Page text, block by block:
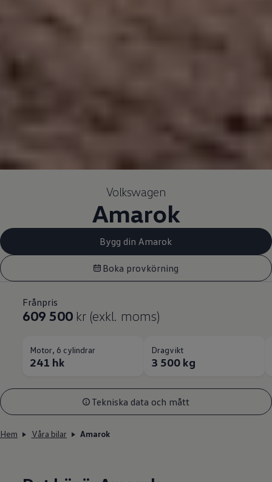
Volkswagen
Amarok
Bygg din Amarok
Boka provkörning
Frånpris
609 500 kr (exkl. moms)
Motor, 6 cylindrar
241 hk
Dragvikt
3 500 kg
Tekniska data och mått
Hem Våra bilar Amarok